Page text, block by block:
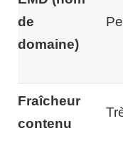
de
domaine)
Fraîcheur
contenu